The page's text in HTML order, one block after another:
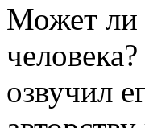
Может ли
озвучил